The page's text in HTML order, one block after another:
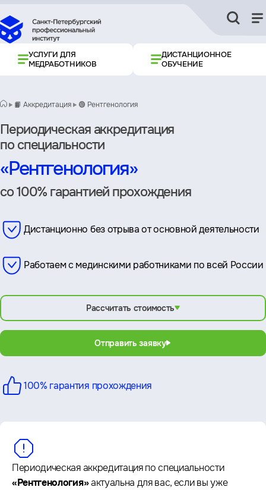
УСЛУГИ ДЛЯ
МЕДРАБОТНИКОВ
ДИСТАНЦИОННОЕ
ОБУЧЕНИЕ
📙 Аккредитация 🟢 Рентгенология
Периодическая аккредитация
по специальности
«Рентгенология»
со 100% гарантией прохождения
Дистанционно без отрыва от основной деятельности
Работаем с мединскими работниками по всей России
Рассчитать стоимость
Отправить заявку
100% гарантия прохождения
Периодическая аккредитация по специальности
«Рентгенология»актуальна для вас, если вы уже